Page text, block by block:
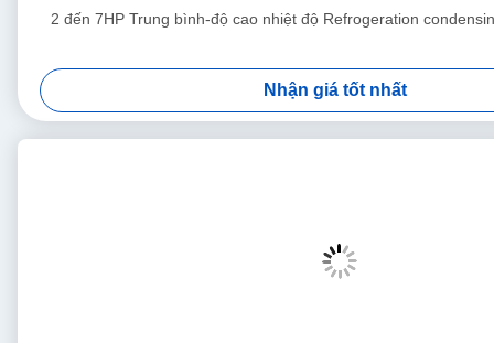
2 đến 7HP Trung bình-độ cao nhiệt độ Refrogeration
Nhận giá tốt nhất